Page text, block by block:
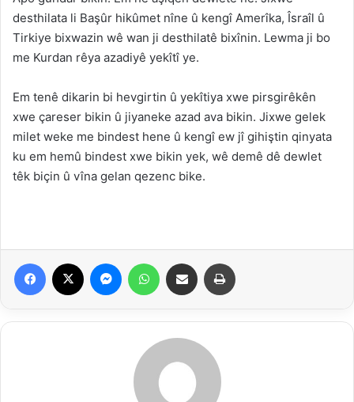
desthilata li Başûr hikûmet nîne û kengî Amerîka, Îsraîl û
Tirkiye bixwazin wê wan ji desthilatê bixînin. Lewma ji bo
me Kurdan rêya azadiyê yekîtî ye.
Em tenê dikarin bi hevgirtin û yekîtiya xwe pirsgirêkên
xwe çareser bikin û jiyaneke azad ava bikin. Jixwe gelek
milet weke me bindest hene û kengî ew jî gihiştin qinyata
ku em hemû bindest xwe bikin yek, wê demê dê dewlet
têk biçin û vîna gelan qezenc bike.
Facebook MessengerWhatsAppParvekirin